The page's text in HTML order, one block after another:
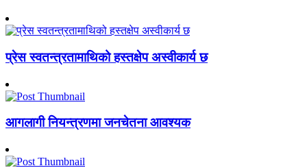
प्रेस स्वतन्त्रतामाथिको हस्तक्षेप अस्वीकार्य छ
आगलागी नियन्त्रणमा जनचेतना आवश्यक